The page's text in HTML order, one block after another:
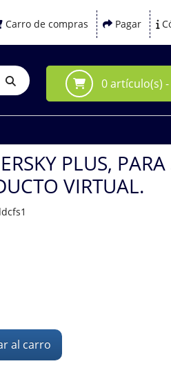
Carro de compras Pagar
0 artículo(s) -
PLUS, PARA
VIRTUAL.
al carro